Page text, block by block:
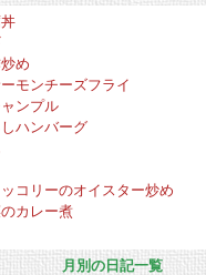
め
モンチーズフライ
ンプル
ハンバーグ
コリーのオイスター炒め
カレー煮
月別の日記一覧